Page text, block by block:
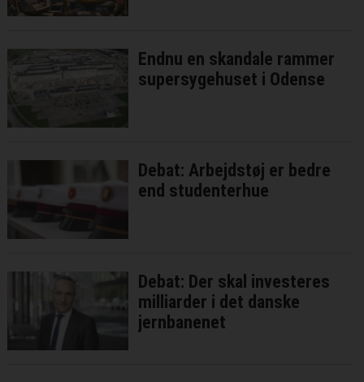
Endnu en skandale rammer
supersygehuset i Odense
Debat: Arbejdstøj er bedre
end studenterhue
Debat: Der skal investeres
milliarder i det danske
jernbanenet